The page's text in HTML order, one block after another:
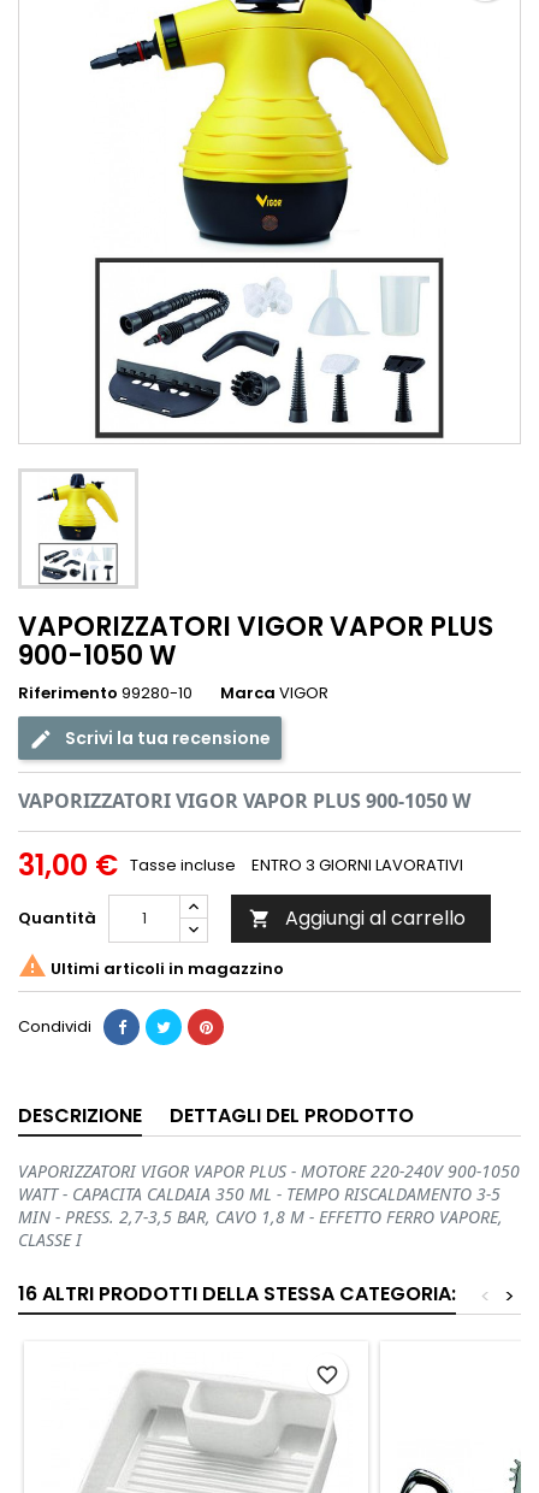
VAPORIZZATORI VIGOR VAPOR PLUS
900-1050 W
Riferimento 99280-10 Marca VIGOR
Scrivi la tua recensione
VAPORIZZATORI VIGOR VAPOR PLUS 900-1050 W
31,00 € Tasse incluse ENTRO 3 GIORNI LAVORATIVI
Quantità  Aggiungi al carrello
 Ultimi articoli in magazzino
Condividi
DESCRIZIONE DETTAGLI DEL PRODOTTO
VAPORIZZATORI VIGOR VAPOR PLUS - MOTORE 220-240V 900-1050
WATT - CAPACITA CALDAIA 350 ML - TEMPO RISCALDAMENTO 3-5
MIN - PRESS. 2,7-3,5 BAR, CAVO 1,8 M - EFFETTO FERRO VAPORE,
CLASSE I
16 ALTRI PRODOTTI DELLA STESSA CATEGORIA: >
<
favorite_border